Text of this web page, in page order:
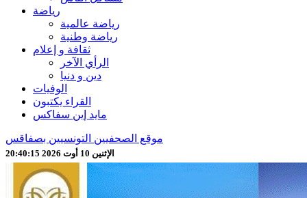
رياضة
رياضة عالمية
رياضة وطنية
ثقافة و إعلام
الرأي الآخر
دين و دنيا
الوفيات
القراء يكتبون
مايد إين سفاكس
موقع الصحفيين التونسيين بصفاقس
الإثنين 10 أوت 2026 20:40:17